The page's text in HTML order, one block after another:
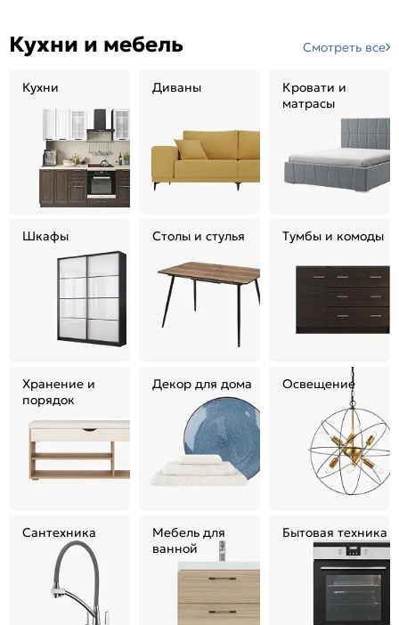
Кухни и мебель Смотреть все
Кухни Диваны
Кровати и
матрасы
Шкафы Столы и стулья Тумбы и комоды
Хранение и
порядок
Декор для дома Освещение
Сантехника
Мебель для
ванной
Бытовая техника